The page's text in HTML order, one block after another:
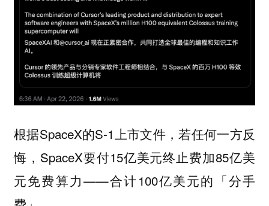
根据SpaceX的S-1上市文件，若任何一方反
悔，SpaceX要付15亿美元终止费加85亿美
元免费算力——合计100亿美元的「分手